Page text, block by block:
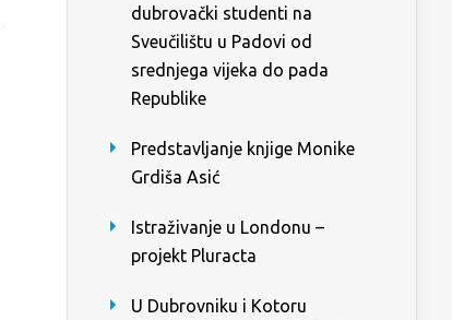
dubrovački studenti na
Sveučilištu u Padovi od
srednjega vijeka do pada
Republike
Predstavljanje knjige Monike
Grdiša Asić
Istraživanje u Londonu –
projekt Pluracta
U Dubrovniku i Kotoru